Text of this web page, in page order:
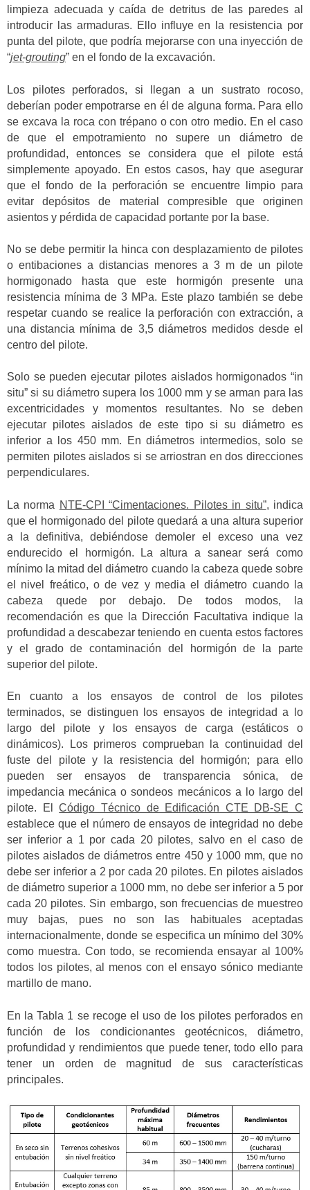
limpieza adecuada y caída de detritus de las paredes al
introducir las armaduras. Ello influye en la resistencia por
punta del pilote, que podría mejorarse con una inyección de
“jet-grouting” en el fondo de la excavación.
Los pilotes perforados, si llegan a un sustrato rocoso,
deberían poder empotrarse en él de alguna forma. Para ello
se excava la roca con trépano o con otro medio. En el caso
de que el empotramiento no supere un diámetro de
profundidad, entonces se considera que el pilote está
simplemente apoyado. En estos casos, hay que asegurar
que el fondo de la perforación se encuentre limpio para
evitar depósitos de material compresible que originen
asientos y pérdida de capacidad portante por la base.
No se debe permitir la hinca con desplazamiento de pilotes
o entibaciones a distancias menores a 3 m de un pilote
hormigonado hasta que este hormigón presente una
resistencia mínima de 3 MPa. Este plazo también se debe
respetar cuando se realice la perforación con extracción, a
una distancia mínima de 3,5 diámetros medidos desde el
centro del pilote.
Solo se pueden ejecutar pilotes aislados hormigonados “in
situ” si su diámetro supera los 1000 mm y se arman para las
excentricidades y momentos resultantes. No se deben
ejecutar pilotes aislados de este tipo si su diámetro es
inferior a los 450 mm. En diámetros intermedios, solo se
permiten pilotes aislados si se arriostran en dos direcciones
perpendiculares.
La norma NTE-CPI “Cimentaciones. Pilotes in situ”, indica
que el hormigonado del pilote quedará a una altura superior
a la definitiva, debiéndose demoler el exceso una vez
endurecido el hormigón. La altura a sanear será como
mínimo la mitad del diámetro cuando la cabeza quede sobre
el nivel freático, o de vez y media el diámetro cuando la
cabeza quede por debajo. De todos modos, la
recomendación es que la Dirección Facultativa indique la
profundidad a descabezar teniendo en cuenta estos factores
y el grado de contaminación del hormigón de la parte
superior del pilote.
En cuanto a los ensayos de control de los pilotes
terminados, se distinguen los ensayos de integridad a lo
largo del pilote y los ensayos de carga (estáticos o
dinámicos). Los primeros comprueban la continuidad del
fuste del pilote y la resistencia del hormigón; para ello
pueden ser ensayos de transparencia sónica, de
impedancia mecánica o sondeos mecánicos a lo largo del
pilote. ElCódigo Técnico de Edificación CTE DB-SE C
establece que el número de ensayos de integridad no debe
ser inferior a 1 por cada 20 pilotes, salvo en el caso de
pilotes aislados de diámetros entre 450 y 1000 mm, que no
debe ser inferior a 2 por cada 20 pilotes. En pilotes aislados
de diámetro superior a 1000 mm, no debe ser inferior a 5 por
cada 20 pilotes. Sin embargo, son frecuencias de muestreo
muy bajas, pues no son las habituales aceptadas
internacionalmente, donde se especifica un mínimo del 30%
como muestra. Con todo, se recomienda ensayar al 100%
todos los pilotes, al menos con el ensayo sónico mediante
martillo de mano.
En la Tabla 1 se recoge el uso de los pilotes perforados en
función de los condicionantes geotécnicos, diámetro,
profundidad y rendimientos que puede tener, todo ello para
tener un orden de magnitud de sus características
principales.